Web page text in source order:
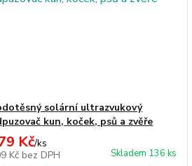
solární ultrazvukový
kun, koček, psů a zvěře
Kč/ks
Kč bez DPH Skladem 136 ks